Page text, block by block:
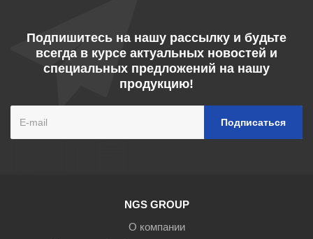
Подпишитесь на нашу рассылку и будьте
всегда в курсе актуальных новостей и
специальных предложений на нашу
продукцию!
NGS GROUP
О компании